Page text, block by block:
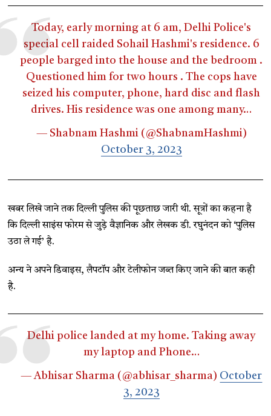
Today, early morning at 6 am, Delhi Police's
special cell raided Sohail Hashmi's residence. 6
people barged into the house and the bedroom .
Questioned him for two hours . The cops have
seized his computer, phone, hard disc and flash
drives. His residence was one among many…
— Shabnam Hashmi (@ShabnamHashmi)
October 3, 2023
खबर लिखे जाने तक दिल्ली पुलिस की पूछताछ जारी थी. सूत्रों का कहना है
कि दिल्ली साइंस फोरम से जुड़े वैज्ञानिक और लेखक डी. रघुनंदन को ‘पुलिस
उठा ले गई’ है.
अन्य ने अपने डिवाइस, लैपटॉप और टेलीफोन जब्त किए जाने की बात कही
है.
Delhi police landed at my home. Taking away
my laptop and Phone…
— Abhisar Sharma (@abhisar_sharma) October
3, 2023